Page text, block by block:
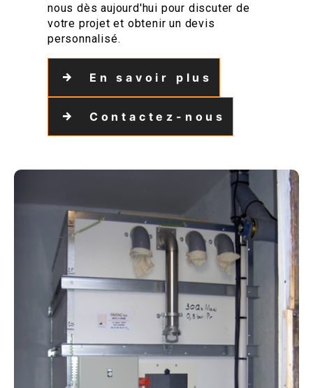
nous dès aujourd'hui pour discuter de
votre projet et obtenir un devis
personnalisé.
En savoir plus
Contactez-nous